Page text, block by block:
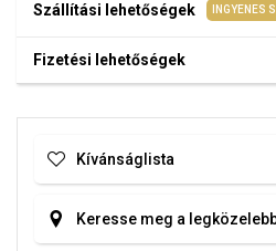
Szállítási lehetőségek INGYENES
Fizetési lehetőségek
Kívánságlista
Keresse meg a